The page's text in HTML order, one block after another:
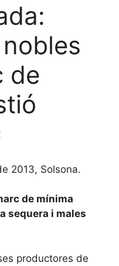
de
2013, Solsona.
de mínima
sequera i males
productores de